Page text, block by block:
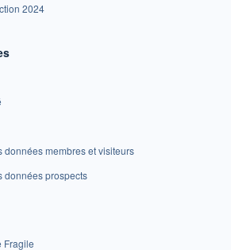
2024
données membres et visiteurs
données prospects
Fragile